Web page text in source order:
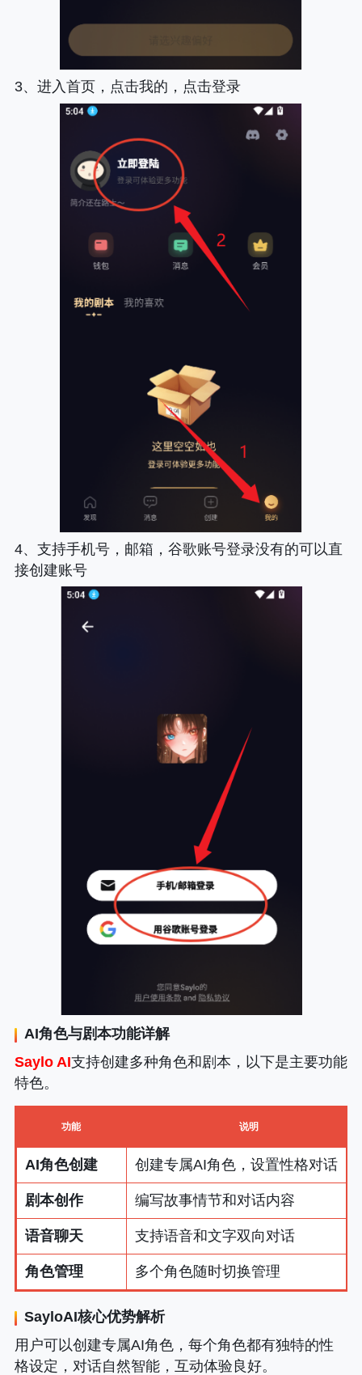
3、进入首页，点击我的，点击登录
4、支持手机号，邮箱，谷歌账号登录没有的可以直
接创建账号
AI角色与剧本功能详解
Saylo AI支持创建多种角色和剧本，以下是主要功能
特色。
功能 说明
AI角色创建 创建专属AI角色，设置性格对话
剧本创作 编写故事情节和对话内容
语音聊天 支持语音和文字双向对话
角色管理 多个角色随时切换管理
SayloAI核心优势解析
用户可以创建专属AI角色，每个角色都有独特的性
格设定，对话自然智能，互动体验良好。